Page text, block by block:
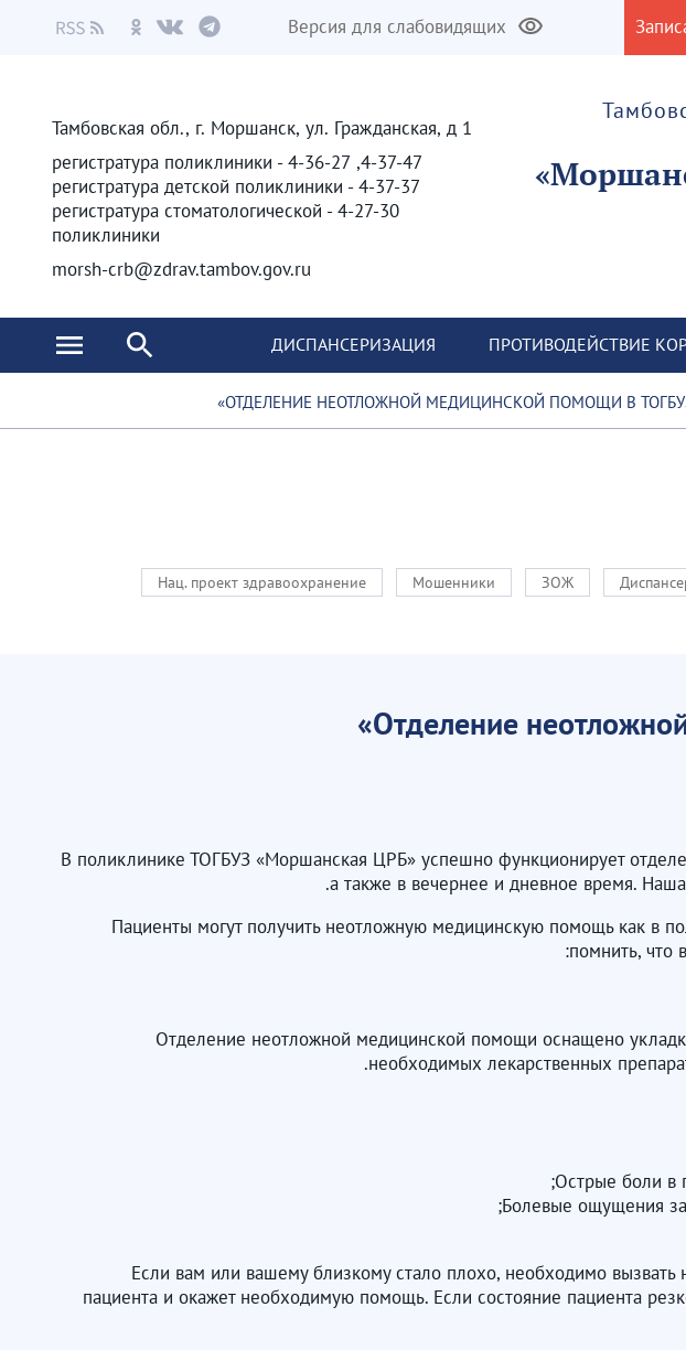
Версия для слабовидящих
Тамбовская обл., г. Моршанск, ул. Гражданская, д 1
4-37-47, 4-36-27 - регистратура поликлиники
4-37-37 - регистратура детской поликлиники
4-27-30 - регистратура стоматологической
поликлиники
morsh-crb@zdrav.tambov.gov.ru
ПРОТИВОДЕЙСТВИЕ
ДИСПАНСЕРИЗАЦИЯ
ЗОЖ
Мошенники
Нац. проект здравоохранение
Отделение
В поликлинике ТОГБУЗ «Моршанская ЦРБ» успешно функционирует
а также в вечернее и дневное время.
Пациенты могут получить неотложную медицинскую помощь как в
помнить, что
Отделение неотложной медицинской помощи оснащено
необходимых лекарственных
Если вам или вашему близкому стало плохо, необходимо
пациента и окажет необходимую помощь. Если состояние пациента